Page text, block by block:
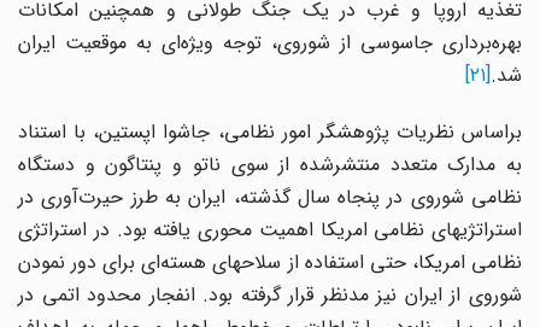
تغذیه اروپا و غرب در یک جنگ طولانی و همچنین امکانات
بهره‌برداری جاسوسی از شوروی، توجه ویژه‌ای به موقعیت ایران
شد.[۲۱]
براساس نظریات پژوهشگر امور نظامی، جاشوا اپستین، با استناد
به مدارک متعدد منتشرشده از سوی ناتو و پنتاگون و دستگاه
نظامی شوروی در پنجاه سال گذشته، ایران به طرز حیرت‌آوری در
استراتژیهای نظامی امریکا اهمیت محوری یافته بود. در استراتژی
نظامی امریکا، حتی استفاده از سلاحهای هسته‌ای برای دور نمودن
شوروی از ایران نیز مدنظر قرار گرفته بود. انفجار محدود اتمی در